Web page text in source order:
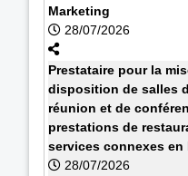
Marketing
28/07/2026
Prestataire pour la
disposition de salles
réunion et de
prestations de
services connexes en
28/07/2026